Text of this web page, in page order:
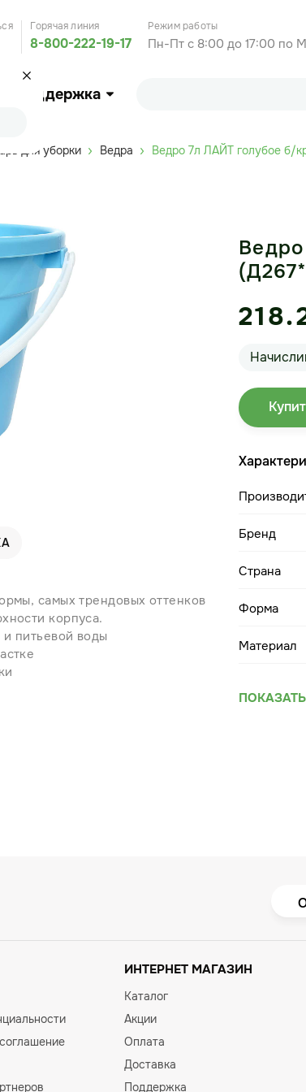
Горячая линия
8-800-222-19-17
Режим работы
Пн-Пт с 8:00 до 17:00 по
Поддержка
для уборки Ведра Ведро 7л ЛАЙТ голубое б/
самых трендовых оттенков
корпуса.
питьевой воды
Бренд
Страна
Форма
Материал
ИНТЕРНЕТ МАГАЗИН
Каталог
Акции
Оплата
Доставка
Поддержка